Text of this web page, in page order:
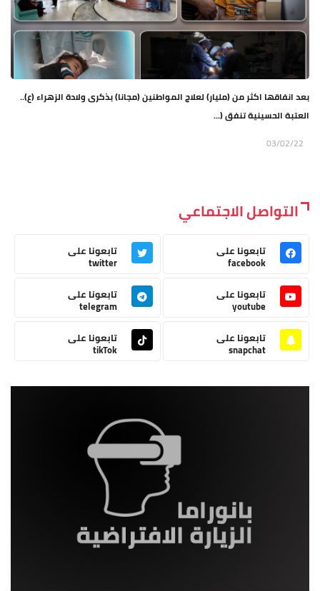
بعد انفاقها اكثر من (مليار) لعلاج المواطنين (مجانا) بذكرى ولادة الزهراء (ع)..
العتبة الحسينية تنفق (...
03/02/22
التواصل الاجتماعي
تابعونا على
facebook
تابعونا على
twitter
تابعونا على
youtube
تابعونا على
telegram
تابعونا على
snapchat
تابعونا على
tikTok